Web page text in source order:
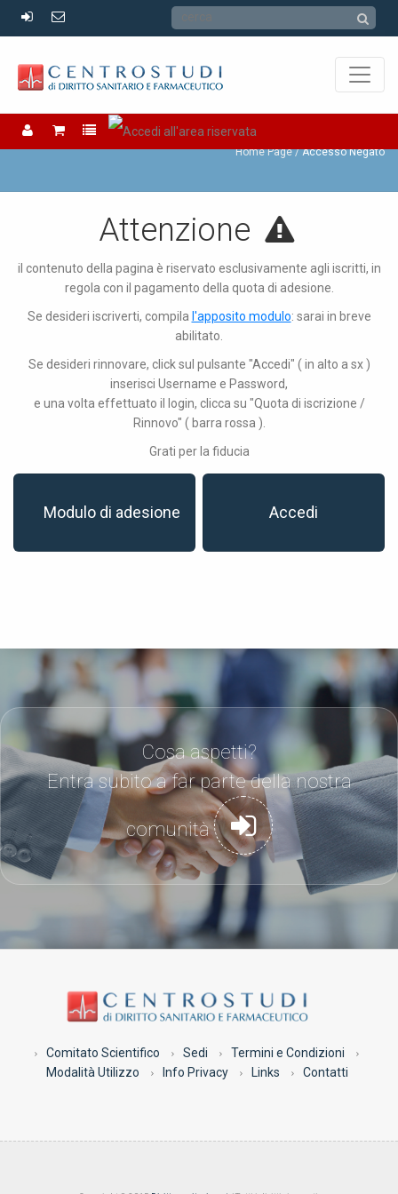
Accesso Negato
Home Page Accesso Negato
Attenzione
il contenuto della pagina è riservato esclusivamente agli iscritti, in
regola con il pagamento della quota di adesione.
Se desideri iscriverti, compila l'apposito modulo: sarai in breve
abilitato.
Se desideri rinnovare, click sul pulsante "Accedi" ( in alto a sx )
inserisci Username e Password,
e una volta effettuato il login, clicca su "Quota di iscrizione /
Rinnovo" ( barra rossa ).
Grati per la fiducia
Modulo di adesione Accedi
Cosa aspetti?
Entra subito a far parte della nostra
comunità
Comitato Scientifico Sedi
Termini e Condizioni
Modalità Utilizzo
Info Privacy Links Contatti